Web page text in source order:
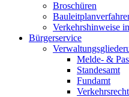
Broschüren
Verkehrshinweise
Bürgerservice
Melde- &
Standesamt
Fundamt
Verkehrsrecht